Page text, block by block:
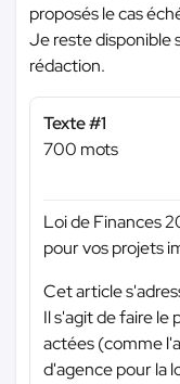
proposés le cas
Je reste disponible
rédaction.
Texte #1
700 mots
Loi de Finances
pour vos projets
Cet article
Il s'agit de faire le
actées (comme
d'agence pour la